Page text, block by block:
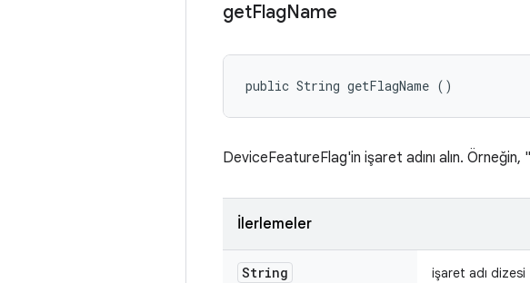
getFlagName
public String getFlagName ()
DeviceFeatureFlag'in işaret adını alın.
İlerlemeler
String işaret adı dizesi